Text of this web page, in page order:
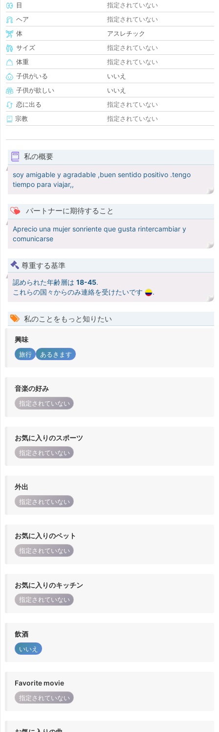
目
指定されていない
ヘア
指定されていない
体
アスレチック
サイズ
指定されていない
体重
指定されていない
子供がいる
いいえ
子供が欲しい
いいえ
恋に出る
指定されていない
宗教
指定されていない
私の概要
soy amigable y agradable ,buen sentido positivo .tengo
tiempo para viajar,,
パートナーに期待すること
Aprecio una mujer sonriente que gusta rintercambiar y
comunicarse
尊重する基準
認められた年齢層は 18-45.
これらの国々からのみ連絡を受けたいです
.
私のことをもっと知りたい
興味
旅行 あるきます
音楽の好み
指定されていない
お気に入りのスポーツ
指定されていない
外出
指定されていない
お気に入りのペット
指定されていない
お気に入りのキッチン
指定されていない
飲酒
いいえ
Favorite movie
指定されていない